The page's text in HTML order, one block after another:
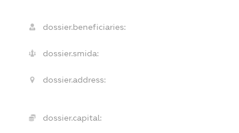
dossier.beneficiaries:
dossier.smida:
dossier.address:
dossier.capital: